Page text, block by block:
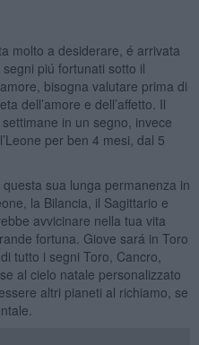
molto a desiderare, é arrivata
piú fortunati sotto il
bisogna valutare prima di
dell’amore e dell’affetto. Il
in un segno, invece
per ben 4 mesi, dal 5
sua lunga permanenza in
la Bilancia, il Sagittario e
avvicinare nella tua vita
fortuna. Giove sará in Toro
tutto i segni Toro, Cancro,
al cielo natale personalizzato
altri pianeti al richiamo, se